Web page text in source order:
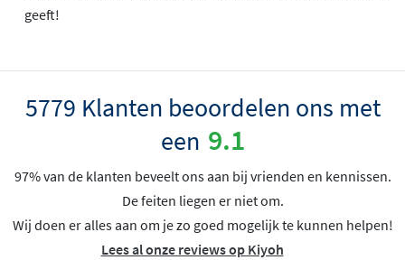
geeft!
5779 Klanten beoordelen ons met
een 9.1
97% van de klanten beveelt ons aan bij vrienden en kennissen.
De feiten liegen er niet om.
Wij doen er alles aan om je zo goed mogelijk te kunnen helpen!
Lees al onze reviews op Kiyoh